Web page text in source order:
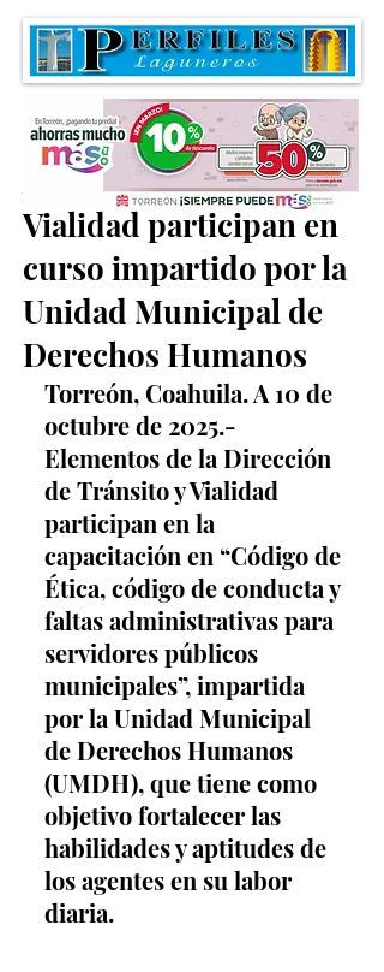
Agentes de Tránsito y
Vialidad participan en
curso impartido por la
Unidad Municipal de
Derechos Humanos
Torreón, Coahuila. A 10 de
octubre de 2025.-
Elementos de la Dirección
de Tránsito y Vialidad
participan en la
capacitación en “Código de
Ética, código de conducta y
faltas administrativas para
servidores públicos
municipales”, impartida
por la Unidad Municipal
de Derechos Humanos
(UMDH), que tiene como
objetivo fortalecer las
habilidades y aptitudes de
los agentes en su labor
diaria.